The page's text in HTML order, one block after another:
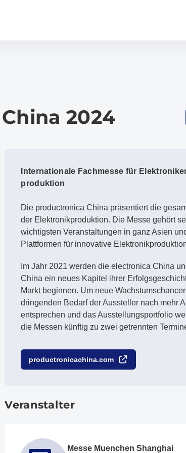
2024
Internationale Fachmesse für
produktion
Die productronica China präsentiert die
der Elektronikproduktion. Die Messe gehört
wichtigsten Veranstaltungen in ganz Asien
Plattformen für innovative
Im Jahr 2021 werden die electronica China
China ein neues Kapitel ihrer
Markt beginnen. Um neue
dringenden Bedarf der Aussteller nach mehr
entsprechen und das Ausstellungsportfolio
die Messen künftig zu zwei getrennten
productronicachina.com
Veranstalter
Messe Muenchen Shanghai